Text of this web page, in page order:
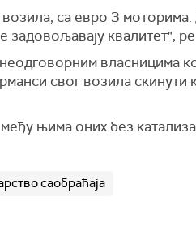
са евро 3 моторима.
задовољавају квалитет",
власницима
свог возила скинути
њима оних без
саобраћаја